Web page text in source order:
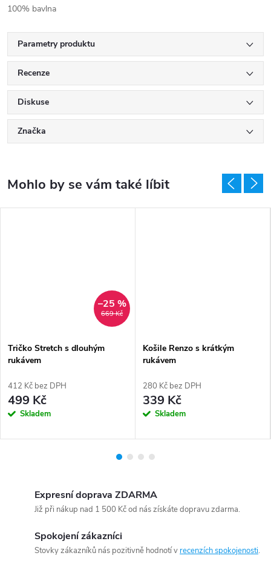
Expresní doprava ZDARMA
Již při nákup nad 1 500 Kč od nás získáte dopravu zdarma.
Spokojení zákazníci
Stovky zákazníků nás pozitivně hodnotí v recenzích spokojenosti.
100% bavlna
Parametry produktu
Recenze
Diskuse
Značka
669 Kč
–25 %
Tričko Stretch s dlouhým
rukávem
412 Kč bez DPH
499 Kč
Skladem
Košile Renzo s krátkým
rukávem
280 Kč bez DPH
339 Kč
Skladem